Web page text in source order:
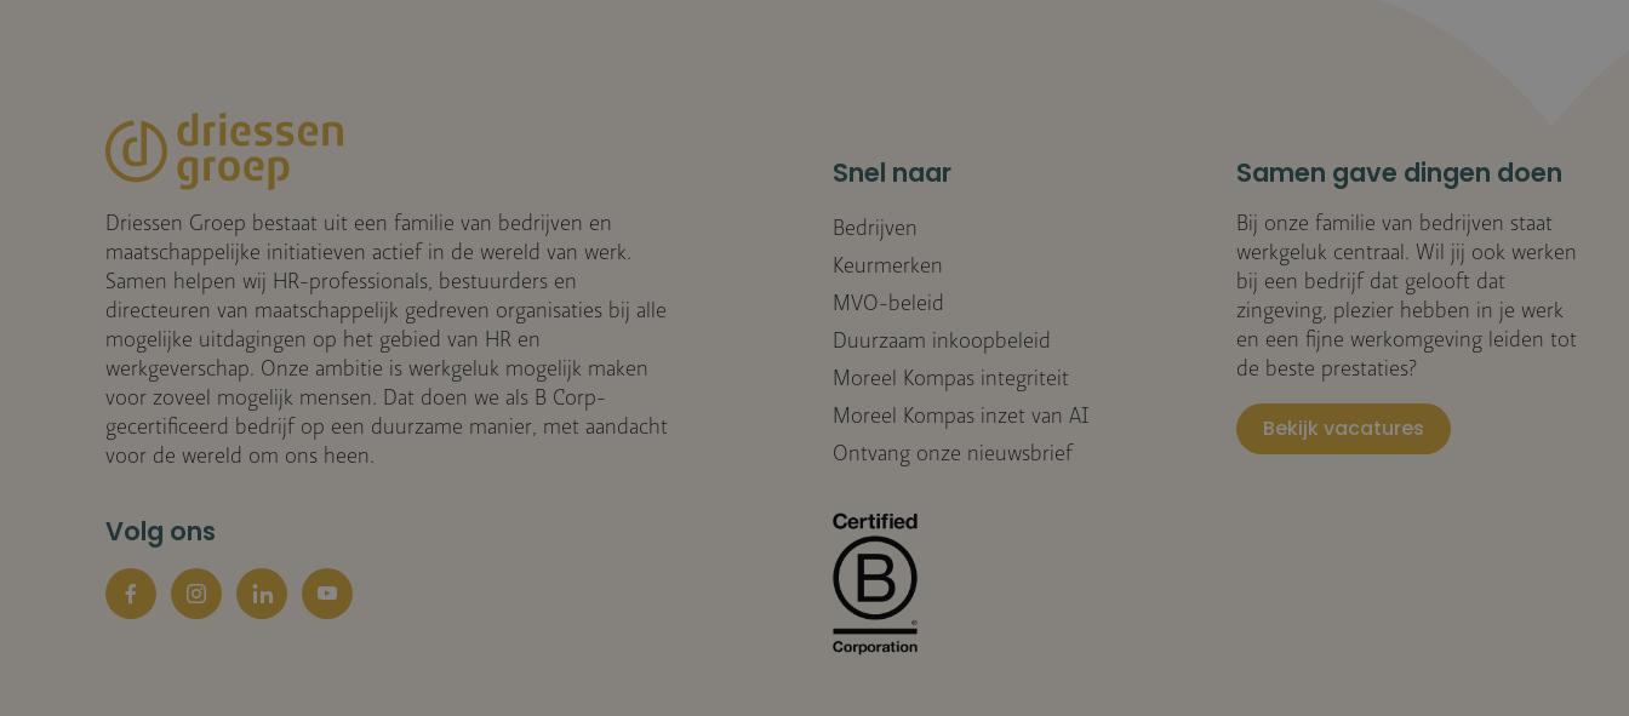
Driessen Groep bestaat uit een familie van bedrijven en
maatschappelijke initiatieven actief in de wereld van werk.
Samen helpen wij HR-professionals, bestuurders en
directeuren van maatschappelijk gedreven organisaties bij alle
mogelijke uitdagingen op het gebied van HR en
werkgeverschap. Onze ambitie is werkgeluk mogelijk maken
voor zoveel mogelijk mensen. Dat doen we als B Corp-
gecertificeerd bedrijf op een duurzame manier, met aandacht
voor de wereld om ons heen.
Volg ons
Snel naar
Bedrijven
Keurmerken
MVO-beleid
Duurzaam inkoopbeleid
Moreel Kompas integriteit
Moreel Kompas inzet van AI
Ontvang onze nieuwsbrief
Samen gave dingen doen
Bij onze familie van bedrijven staat
werkgeluk centraal. Wil jij ook werken
bij een bedrijf dat gelooft dat
zingeving, plezier hebben in je werk
en een fijne werkomgeving leiden tot
de beste prestaties?
Bekijk vacatures